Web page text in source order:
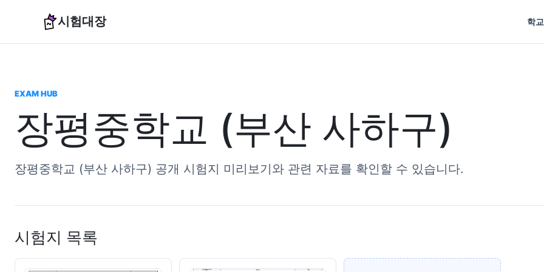
시험대장 학
EXAM HUB
장평중학교 (부산 사하구)
장평중학교 (부산 사하구) 공개 시험지 미리보기와 관련 자료를 확인할 수 있습니다.
시험지 목록